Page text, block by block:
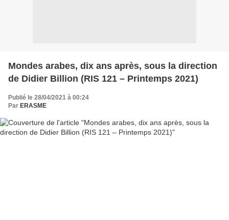
Mondes arabes, dix ans après, sous la direction
de Didier Billion (RIS 121 – Printemps 2021)
Publié le 28/04/2021 à 00:24
Par ERASME